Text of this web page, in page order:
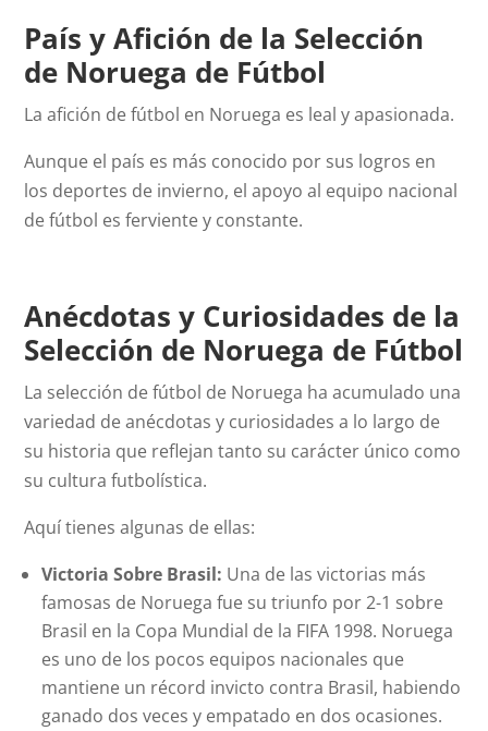
País y Afición de la Selección
de Noruega de Fútbol
La afición de fútbol en Noruega es leal y apasionada.
Aunque el país es más conocido por sus logros en
los deportes de invierno, el apoyo al equipo nacional
de fútbol es ferviente y constante.
Anécdotas y Curiosidades de la
Selección de Noruega de Fútbol
La selección de fútbol de Noruega ha acumulado una
variedad de anécdotas y curiosidades a lo largo de
su historia que reflejan tanto su carácter único como
su cultura futbolística.
Aquí tienes algunas de ellas:
Victoria Sobre Brasil: Una de las victorias más
famosas de Noruega fue su triunfo por 2-1 sobre
Brasil en la Copa Mundial de la FIFA 1998. Noruega
es uno de los pocos equipos nacionales que
mantiene un récord invicto contra Brasil, habiendo
ganado dos veces y empatado en dos ocasiones.